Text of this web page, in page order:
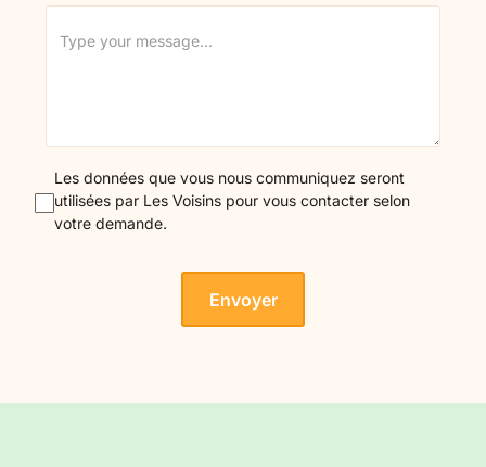
Les données que vous nous communiquez seront
utilisées par Les Voisins pour vous contacter selon
votre demande.